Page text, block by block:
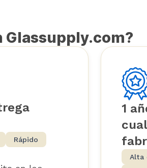
Glassupply.com?
Rápido
1
Alta